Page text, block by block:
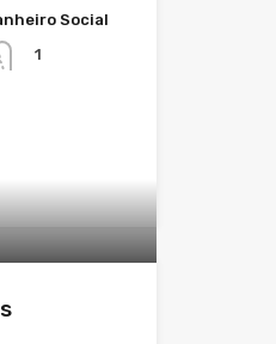
Social
1